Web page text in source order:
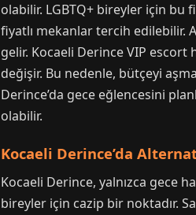
olabilir. LGBTQ+ bireyler için
fiyatlı mekanlar tercih edilebilir.
gelir. Kocaeli Derince VIP
değişir. Bu nedenle, bütçeyi
Derince’da gece eğlencesini
olabilir.
Kocaeli Derince’da
Kocaeli Derince, yalnızca gece
bireyler için cazip bir noktadır.